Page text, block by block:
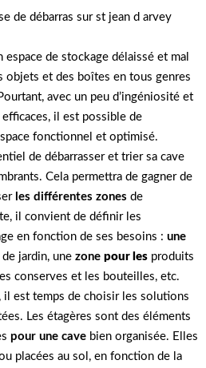
de débarras sur st jean d arvey
espace de stockage délaissé et mal
objets et des boîtes en tous genres
avec un peu d’ingéniosité et
efficaces, il est possible de
fonctionnel et optimisé.
de débarrasser et trier sa cave
Cela permettra de gagner de
les différentes zones de
il convient de définir les
en fonction de ses besoins : une
jardin, une zone pour les produits
conserves et les bouteilles, etc.
est temps de choisir les solutions
Les étagères sont des éléments
pour une cave bien organisée. Elles
placées au sol, en fonction de la